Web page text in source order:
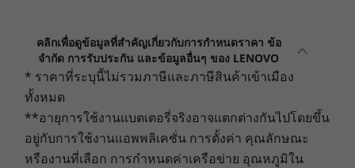
โมเดลประสิทธิผล การรวมฮาร์ดแวร์ขั้นสูงและ AI
อัจฉริยะจัดการทุกความต้องการสำหรับ
ประสิทธิภาพและการปรับใช้ใหม่ ๆ ได้อย่างง่ายดาย
Wireless
Dual Band WiFi 7 802.11a/b/g/n/ac/ax/be (2.4GHz +
5GHz)
Bluetooth 5.4
Specifications may vary depending upon region / model.
คลิกเพื่อดูข้อมูลที่สำคัญเกี่ยวกับการกำหนดราคา ข้อ
จำกัด การรับประกัน และข้อมูลอื่นๆ ของ LENOVO
* ราคาที่ระบุนี้ไม่รวมภาษีและภาษีสินค้าเข้าเมือง
ทั้งหมด
**อายุการใช้งานแบตเตอรี่จริงอาจแตกต่างกันไปโดยขึ้น
อยู่กับการใช้งานแอพพลิเคชั่น การตั้งค่า คุณลักษณะ
หรืองานที่เลือก การกำหนดค่าเครือข่าย อุณหภูมิใน